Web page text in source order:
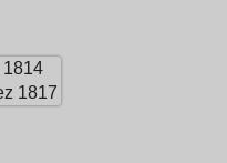
1814
1817